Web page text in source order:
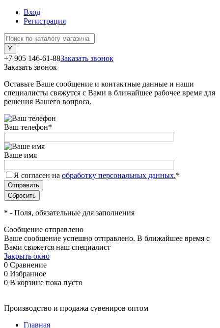
Вход
Регистрация
+7 905 146-61-88Заказать звонок
Заказать звонок
Оставьте Ваше сообщение и контактные данные и наши
специалисты свяжутся с Вами в ближайшее рабочее время для
решения Вашего вопроса.
Ваш телефон*
Ваше имя
Я согласен на обработку персональных данных.*
* - Поля, обязательные для заполнения
Сообщение отправлено
Ваше сообщение успешно отправлено. В ближайшее время с
Вами свяжется наш специалист
Закрыть окно
0 Сравнение
0 Избранное
0 В корзине пока пусто
Производство и продажа сувениров оптом
Главная